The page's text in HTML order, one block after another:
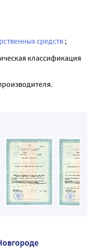
средств ;
классификация